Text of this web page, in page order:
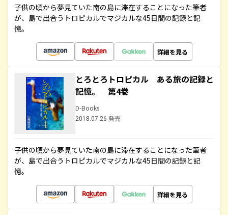
子供の頃から夢見ていた南の島に滞在することになった筆者
が、島で出合うトロピカルでマジカルな45日間の記録と記
憶。
詳細を見る
とろとろトロピカル ある旅の記録と
記憶。 第4巻
D-Books
2018.07.26 発売
子供の頃から夢見ていた南の島に滞在することになった筆者
が、島で出合うトロピカルでマジカルな45日間の記録と記
憶。
詳細を見る